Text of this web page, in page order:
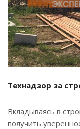
Технадзор за
Вкладываясь в
получить